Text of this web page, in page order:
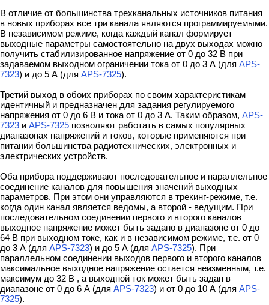
В отличие от большинства трехканальных источников питания
в новых приборах все три канала являются программируемыми.
В независимом режиме, когда каждый канал формирует
выходные параметры самостоятельно на двух выходах можно
получить стабилизированное напряжение от 0 до 32 В при
задаваемом выходном ограничении тока от 0 до 3 А (для APS-
7323) и до 5 А (для APS-7325).
Третий выход в обоих приборах по своим характеристикам
идентичный и предназначен для задания регулируемого
напряжения от 0 до 6 В и тока от 0 до 3 А. Таким образом, APS-
7323 и APS-7325 позволяют работать в самых популярных
диапазонах напряжений и токов, которые применяются при
питании большинства радиотехнических, электронных и
электрических устройств.
Оба прибора поддерживают последовательное и параллельное
соединение каналов для повышения значений выходных
параметров. При этом они управляются в трекинг-режиме, т.е.
когда один канал является ведомы, а второй - ведущим. При
последовательном соединении первого и второго каналов
выходное напряжение может быть задано в диапазоне от 0 до
64 В при выходном токе, как и в независимом режиме, т.е. от 0
до 3 А (для APS-7323) и до 5 А (для APS-7325). При
параллельном соединении выходов первого и второго каналов
максимальное выходное напряжение остается неизменным, т.е.
максимум до 32 В , а выходной ток может быть задан в
диапазоне от 0 до 6 А (для APS-7323) и от 0 до 10 А (для APS-
7325).